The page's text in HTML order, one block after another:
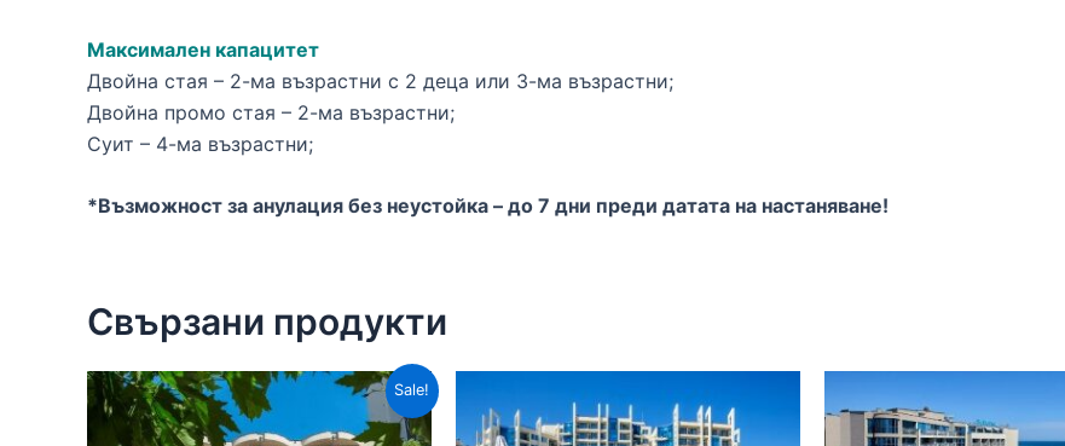
Максимален капацитет
Двойна стая – 2-ма възрастни с 2 деца или 3-ма възрастни;
Двойна промо стая – 2-ма възрастни;
Суит – 4-ма възрастни;
*Възможност за анулация без неустойка – до 7 дни преди датата на настаняване!
Свързани продукти
Sale!